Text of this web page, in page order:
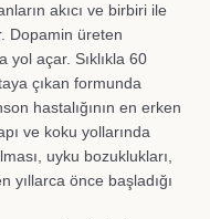
akıcı ve birbiri ile
Dopamin üreten
yol açar. Sıklıkla 60
çıkan formunda
hastalığının en erken
ve koku yollarında
uyku bozuklukları,
yıllarca önce başladığı